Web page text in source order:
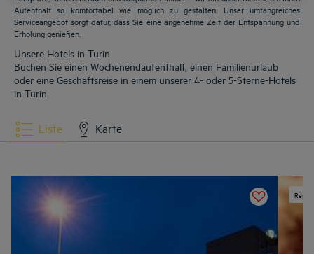
Aufenthalt so komfortabel wie möglich zu gestalten. Unser umfangreiches
Serviceangebot sorgt dafür, dass Sie eine angenehme Zeit der Entspannung und
Erholung genießen.
Unsere Hotels in Turin
Buchen Sie einen Wochenendaufenthalt, einen Familienurlaub
oder eine Geschäftsreise in einem unserer 4- oder 5-Sterne-Hotels
in Turin
Liste Karte